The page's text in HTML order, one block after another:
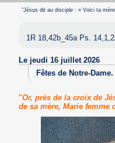
"Jésus dit au disciple : « Voici ta
1R 18,42b_45a Ps.
Le jeudi 16 juillet 2026
Fêtes de Notre-Dame.
"Or, près de la croix de
de sa mère, Marie femme